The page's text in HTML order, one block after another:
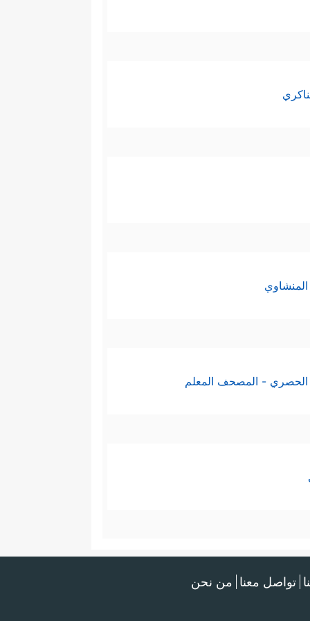
الحصري - المصحف المعلم
تواصل معنا من نحن